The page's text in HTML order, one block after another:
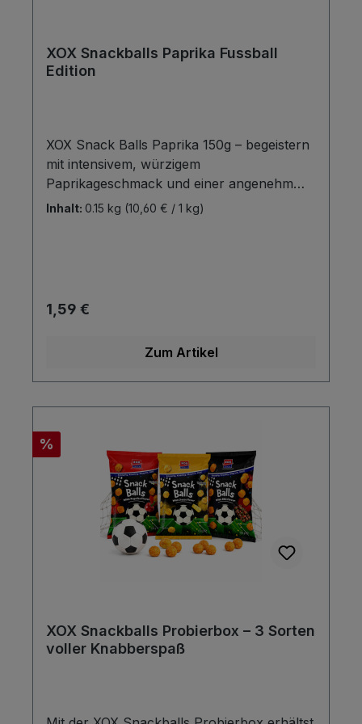
XOX Snackballs Paprika Fussball
Edition
XOX Snack Balls Paprika 150g – begeistern
mit intensivem, würzigem
Paprikageschmack und einer angenehm
knusprigen Textur. Die fein abgestimmte
einfach lecker.
Inhalt: 0.15 kg (10,60 € / 1 kg)
Regulärer Preis:
1,59 €
Zum Artikel
Rabatt
%
XOX Snackballs Probierbox – 3 Sorten
voller Knabberspaß